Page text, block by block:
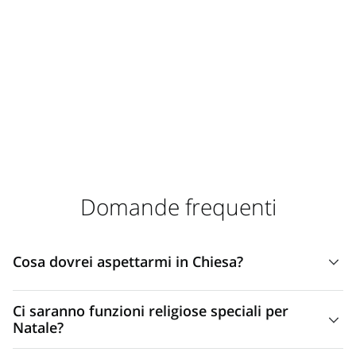
Domande frequenti
Cosa dovrei aspettarmi in Chiesa?
La nostra Chiesa è un luogo dove puoi riunirti
con altri credenti per riflettere, adorare,
imparare e diventare una persona migliore.
Ci saranno funzioni religiose speciali per
Natale?